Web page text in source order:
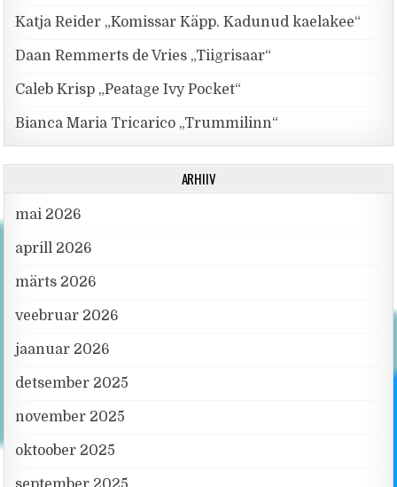
Katja Reider „Komissar Käpp. Kadunud kaelakee“
Daan Remmerts de Vries „Tiigrisaar“
Caleb Krisp „Peatage Ivy Pocket“
Bianca Maria Tricarico „Trummilinn“
ARHIIV
mai 2026
aprill 2026
märts 2026
veebruar 2026
jaanuar 2026
detsember 2025
november 2025
oktoober 2025